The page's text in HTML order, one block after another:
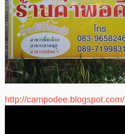
http://campodee.blogspot.com/